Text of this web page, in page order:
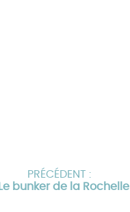
PRÉCÉDENT :
bunker de la Rochelle